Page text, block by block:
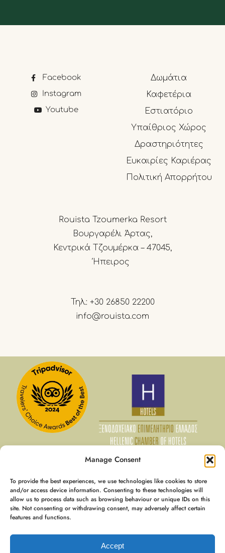
Manage Consent
To provide the best experiences, we use technologies like cookies to store
and/or access device information. Consenting to these technologies will
allow us to process data such as browsing behaviour or unique IDs on this
site. Not consenting or withdrawing consent, may adversely affect certain
features and functions.
Accept
Facebook
Instagram
Youtube
Δωμάτια
Καφετέρια
Εστιατόριο
Υπαίθριος Χώρος
Δραστηριότητες
Ευκαιρίες Καριέρας
Πολιτική Απορρήτου
Rouista Tzoumerka Resort
Βουργαρέλι Άρτας,
Κεντρικά Τζουμέρκα – 47045,
Ήπειρος
Τηλ.: +30 26850 22200
info@rouista.com
09 Αυγ - 10 Αυγ
Τιμή για Μέλη € 100
Booking €197
Expedia